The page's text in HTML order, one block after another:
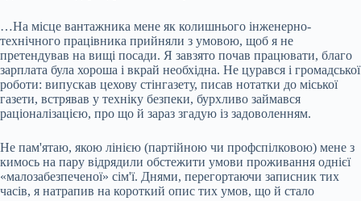
…На місце вантажника мене як колишнього інженерно-
технічного працівника прийняли з умовою, щоб я не
претендував на вищі посади. Я завзято почав працювати, благо
зарплата була хороша і вкрай необхідна. Не цурався і громадської
роботи: випускав цехову стінгазету, писав нотатки до міської
газети, встрявав у техніку безпеки, бурхливо займався
раціоналізацією, про що й зараз згадую із задоволенням.
Не пам'ятаю, якою лінією (партійною чи профспілковою) мене з
кимось на пару відрядили обстежити умови проживання однієї
«малозабезпеченої» сім'ї. Днями, перегортаючи записник тих
часів, я натрапив на короткий опис тих умов, що й стало